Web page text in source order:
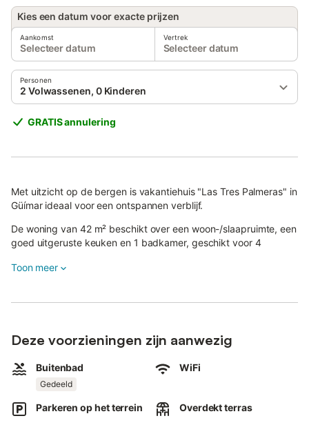
Kies een datum voor exacte prijzen
Aankomst
Selecteer datum
Vertrek
Selecteer datum
Personen
2 Volwassenen, 0 Kinderen
GRATIS annulering
Met uitzicht op de bergen is vakantiehuis "Las Tres Palmeras" in
Güímar ideaal voor een ontspannen verblijf.
De woning van 42 m² beschikt over een woon-/slaapruimte, een
goed uitgeruste keuken en 1 badkamer, geschikt voor 4
Daarnaast is er een gedeelde buitenruimte met zwembad, tuin,
De woning ligt op 10 minuten rijden van Puertito de Güímar, 23
minuten van Santa Cruz de Tenerife, 27 minuten van La Laguna
en 58 minuten van Las Cañadas del Teide.
Toon meer
Deze voorzieningen zijn aanwezig
Buitenbad
Gedeeld
WiFi
Parkeren op het terrein Overdekt terras